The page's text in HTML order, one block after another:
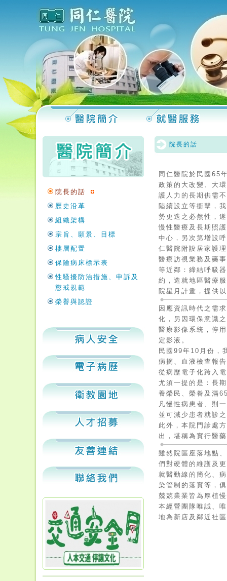
院長的話
歷史沿革
組織架構
宗旨、願景、目標
樓層配置
保險病床標示表
性騷擾防治措施、申訴及
懲戒規範
榮譽與認證
院長的話
同仁醫院於民國65
政策的大改變、大
護人力的長期供需
陸續設立等衝擊，
勢更迭之必然性，
慢性醫療及長期照
中心，另次第增設
仁醫院附設居家護
醫療訪視業務及藥
等近鄰：締結呼吸
約，造就地區醫療
院星月計畫，提供
因應資訊時代之需
化，另因環保意識
醫療影像系統，停
定影液。
民國99年10月份，
病摘、血液檢查報
從病歷電子化跨入
尤須一提的是：長
養榮民、榮眷及滿
凡慢性病患者、則
並可減少患者就診
此外，本院門診處
出，堪稱為實行醫
雖然院區座落地點
們對硬體的維護及
就醫動線的簡化、
染管制的落實等，
兢兢業業皆為厚植
本經營團隊唯誠、
地為新店及鄰近社